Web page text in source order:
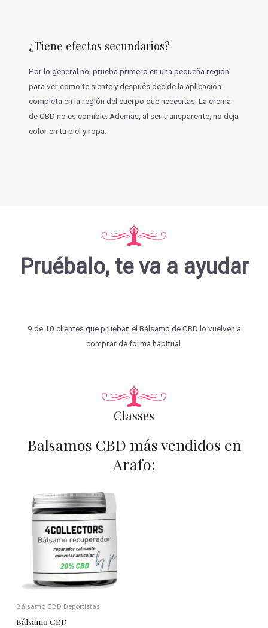
¿Tiene efectos secundarios?
Por lo general no, prueba primero en una pequeña región
para ver como te siente y después decide la aplicación
completa en la región del cuerpo que necesitas. La crema
de CBD no es comible. Además, al ser transparente, no deja
color en tu piel y ropa.
Pruébalo, te va a ayudar
9 de 10 clientes que prueban el Bálsamo de CBD lo vuelven a
comprar de forma habitual.
Classes
Balsamos CBD más vendidos en
Arafo:
Bálsamo CBD Deportistas
Bálsamo CBD